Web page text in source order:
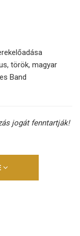
török, magyar
Band
jogát fenntartják!